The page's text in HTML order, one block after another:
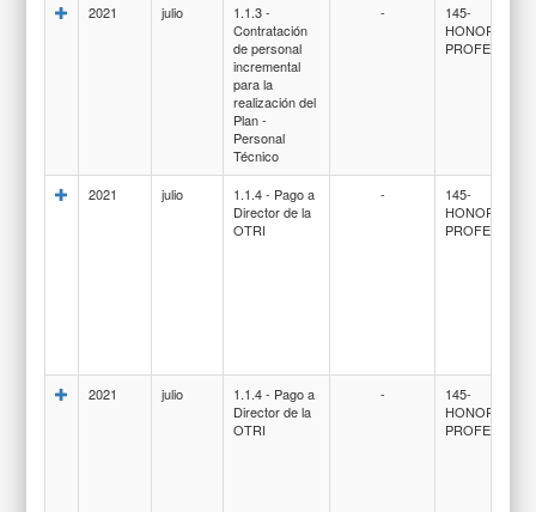
2021 julio
1.1.3 -
Contratación
de personal
incremental
para la
realización del
Plan -
Personal
Técnico
-
145-
HONORARIOS
2021 julio
1.1.4 - Pago a
Director de la
OTRI
-
145-
HONORARIOS
2021 julio
1.1.4 - Pago a
Director de la
OTRI
-
145-
HONORARIOS